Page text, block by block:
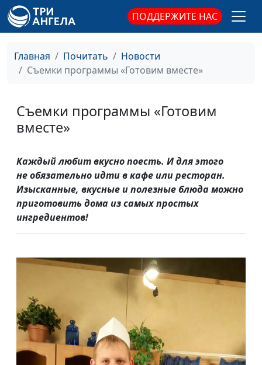
ПОДДЕРЖИТЕ НАС
Главная Почитать
Новости
Съемки программы «Готовим вместе»
Съемки программы «Готовим
вместе»
Каждый любит вкусно поесть. И для этого
не обязательно идти в кафе или ресторан.
Изысканные, вкусные и полезные блюда можно
приготовить дома из самых простых
ингредиентов!